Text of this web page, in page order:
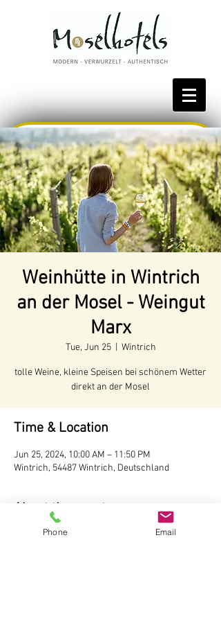
Bestpreis reservieren
Weinhütte in Wintrich
an der Mosel - Weingut
Marx
Tue, Jun 25
  |
Wintrich
tolle Weine, kleine Speisen bei schönem Wetter
direkt an der Mosel
Time & Location
Jun 25, 2024, 10:00 AM – 11:50 PM
Wintrich, 54487 Wintrich, Deutschland
About the event
Voraussichtliche Öffnungszeiten:
Phone Email